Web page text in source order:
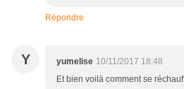
Répondre
Y yumelise 10/11/2017 18:48
Et bien voilà comment se